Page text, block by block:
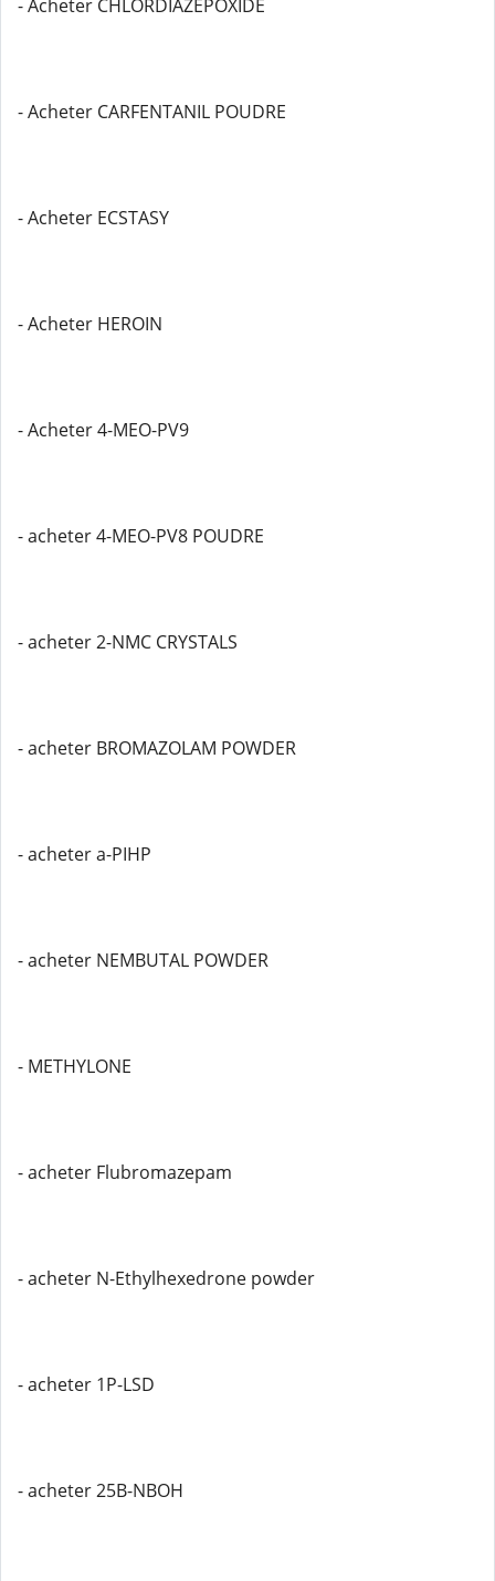
- Acheter CHLORDIAZEPOXIDE
- Acheter CARFENTANIL POUDRE
- Acheter ECSTASY
- Acheter HEROIN
- Acheter 4-MEO-PV9
- acheter 4-MEO-PV8 POUDRE
- acheter 2-NMC CRYSTALS
- acheter BROMAZOLAM POWDER
- acheter a-PIHP
- acheter NEMBUTAL POWDER
- METHYLONE
- acheter Flubromazepam
- acheter N-Ethylhexedrone powder
- acheter 1P-LSD
- acheter 25B-NBOH